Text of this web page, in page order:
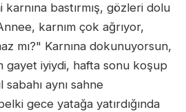
bastırmış, gözleri dolu
karnım çok ağrıyor,
mı?" Karnına dokunuyorsun,
gayet iyiydi, hafta sonu koşup
aynı sahne
gece yatağa yatırdığında